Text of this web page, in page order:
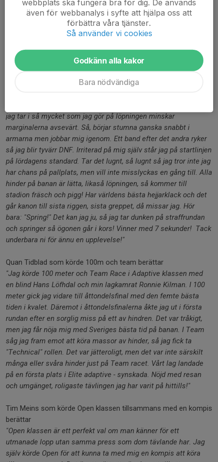
som gav mig bra support. Jag är så nöjd."
Staffan Wennerstad som fick revanch och tog guld i det långa
"Tränar lite mer styrka inför EM, hade ju hört att det skulle bli
tufft, och det blev det! Min brittiske konkurrent från VM var på
plats med en uppsjö andra bra såklart. På short race sprang jag i
samma startgrupp som de jag trodde var största hotet. Ägde
jag tar i så mycket som jag gör på löpningen minskar
marginalerna avsevärt. Så, börjar stumna ganska snabbt i
armarna men jobbar mig igenom. Ett band efter det andra ryker
så jag blir tyvärr DNF. Irriterad på mig själv står jag på startlinjen
på lördagens standard. Tar det lugnt, så lugnt så jag tror inte jag
har chans på pallplats, men vill inte misslyckas en gång till. Alla
hinder på banan är lätta, likaså löpningen, så kommer till
stadion fräsch och pigg! Har världens bästa hejjarklack och det
går kanon till sista riggen, sista greppet, då missar jag. Hör
bara: "Spring!" Det kan jag ju, så jag tar dunken på straffrundan
och springer så ögonen går i kors! Vinner med 7 sekunder! Tack
underbara ni för ännu en upplevelse!"
Quan Tidblad som körde 100m och team berättar
"Jag körde 100 meter och Team Race i Adaptive klassen med
en blind Hans Löfhdal och min lagkamrat Ronnie Kilman. I 100
meter gick jag vidare till åttondelsfinal med den femte bästa
tiden i kvalet. Däremot i åttondelsfinalerna åkte jag ut i första
rundan efter en sorglig miss på ett av hindren. Det var tråkigt,
men jag får nöja mig med Sveriges bästa tid på banan. I Team
såg jag fram emot att köra massor av hinder, så jag fick ta
"Technical" rollen. Det var jätteroligt, men det var inte särskilt
många eller svåra hinder just på Team racet. Vårt lag landade
på en första plats i Elite adaptive - synskada. Nöjd med resan
och umgänget, roligaste tävlingen jag har varit på hittills!"
Tim Meins som körde Open klassen tillsammans med en kompis
berättar
"Open klassen är ett perfekt val om man känner för ett
utmanade lopp utan samma press som dom tävlande har. Jag
själv körde Open för att kunna ta med mig en kompis att köra
webbplats ska fungera bra för dig. De används
även för webbanalys i syfte att hjälpa oss att
förbättra våra tjänster.
Så använder vi cookies
Godkänn alla kakor
Bara nödvändiga